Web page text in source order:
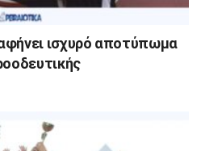
ισχυρό αποτύπωμα